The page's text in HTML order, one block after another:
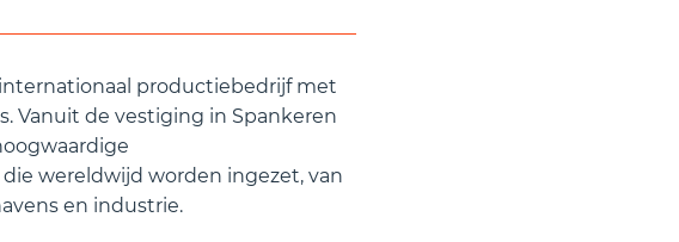
productiebedrijf met
Vanuit de vestiging in Spankeren
wereldwijd worden ingezet, van
en industrie.